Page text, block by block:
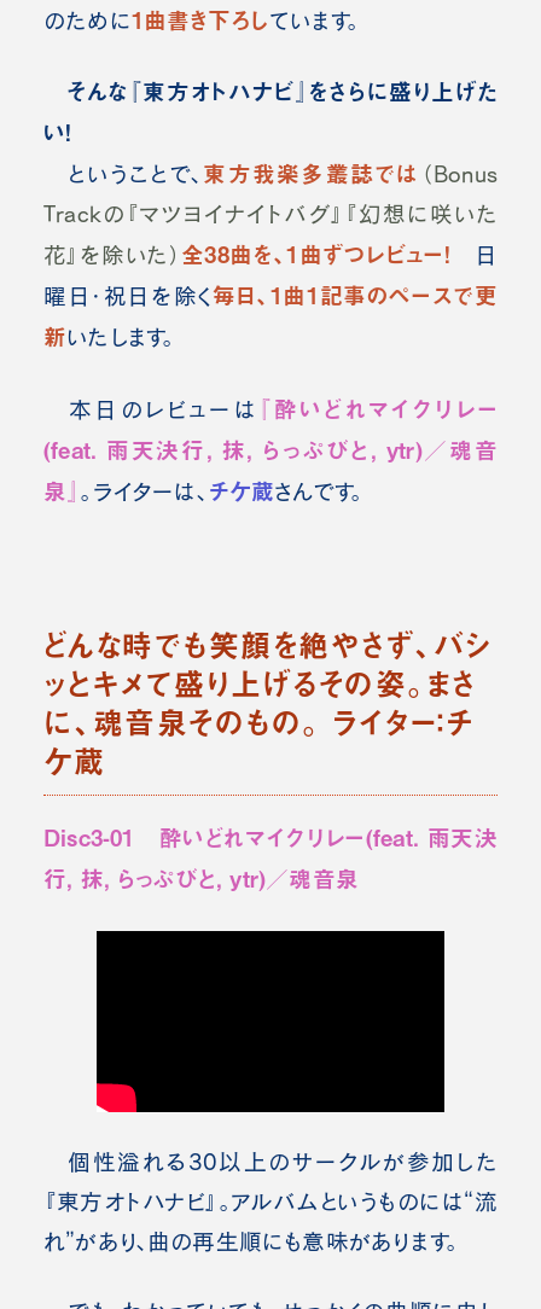
のために1曲書き下ろしています。
そんな『東方オトハナビ』をさらに盛り上げた
い！
ということで、 東方我楽多叢誌では （Bonus
Trackの『マツヨイナイトバグ』『幻想に咲いた
花』を除いた） 全38曲を、1曲ずつレビュー！ 日
曜日・祝日を除く毎日、1曲1記事のペースで更
新いたします。
本日のレビューは 『酔いどれマイクリレー
(feat. 雨天決行, 抹, らっぷびと, ytr)／魂音
泉』 。ライターは、 チケ蔵さんです。
どんな時でも笑顔を絶やさず、バシ
ッとキメて盛り上げるその姿。まさ
に、魂音泉そのもの。 ライター：チ
ケ蔵
Disc3-01 酔いどれマイクリレー(feat. 雨天決
行, 抹, らっぷびと, ytr)／魂音泉
個性溢れる30以上のサークルが参加した
『東方オトハナビ』。アルバムというものには“流
れ”があり、曲の再生順にも意味があります。